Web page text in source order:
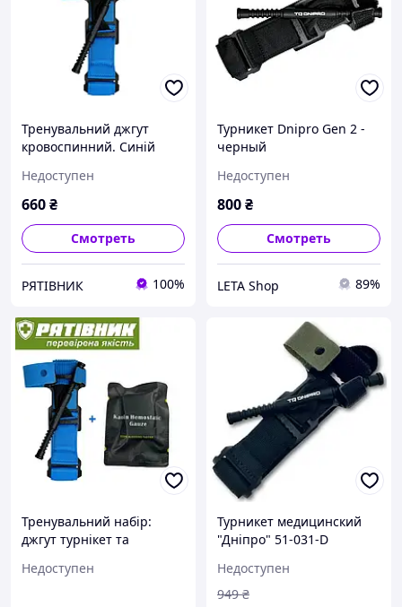
Тренувальний джгут
кровоспинний. Синій
(ТЖТ)
Недоступен
660₴
Смотреть
РЯТІВНИК 100%
Турникет Dnipro Gen 2 -
черный
Недоступен
800₴
Смотреть
LETA Shop 89%
Тренувальний набір:
джгут турнікет та
Тактична медицина
Недоступен
Турникет медицинский
"Дніпро" 51-031-D
Недоступен
949 ₴